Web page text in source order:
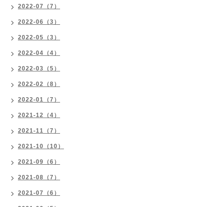
2022-07（7）
2022-06（3）
2022-05（3）
2022-04（4）
2022-03（5）
2022-02（8）
2022-01（7）
2021-12（4）
2021-11（7）
2021-10（10）
2021-09（6）
2021-08（7）
2021-07（6）